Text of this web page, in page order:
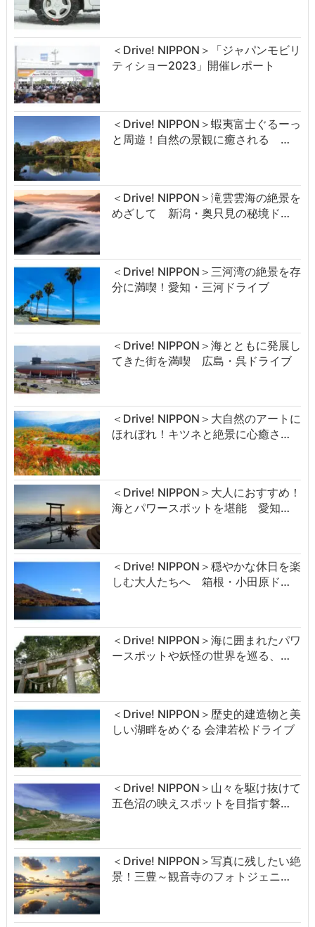
＜Drive! NIPPON＞「ジャパンモビリ
ティショー2023」開催レポート
＜Drive! NIPPON＞蝦夷富士ぐるーっ
と周遊！自然の景観に癒される …
＜Drive! NIPPON＞滝雲雲海の絶景を
めざして 新潟・奥只見の秘境ド…
＜Drive! NIPPON＞三河湾の絶景を存
分に満喫！愛知・三河ドライブ
＜Drive! NIPPON＞海とともに発展し
てきた街を満喫 広島・呉ドライブ
＜Drive! NIPPON＞大自然のアートに
ほれぼれ！キツネと絶景に心癒さ…
＜Drive! NIPPON＞大人におすすめ！
海とパワースポットを堪能 愛知…
＜Drive! NIPPON＞穏やかな休日を楽
しむ大人たちへ 箱根・小田原ド…
＜Drive! NIPPON＞海に囲まれたパワ
ースポットや妖怪の世界を巡る、…
＜Drive! NIPPON＞歴史的建造物と美
しい湖畔をめぐる 会津若松ドライブ
＜Drive! NIPPON＞山々を駆け抜けて
五色沼の映えスポットを目指す磐…
＜Drive! NIPPON＞写真に残したい絶
景！三豊～観音寺のフォトジェニ…